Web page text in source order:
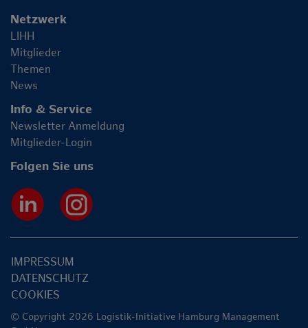
Netzwerk
LIHH
Mitglieder
Themen
News
Info & Service
Newsletter Anmeldung
Mitglieder-Login
Folgen Sie uns
IMPRESSUM
DATENSCHUTZ
COOKIES
© Copyright 2026 Logistik-Initiative Hamburg Management